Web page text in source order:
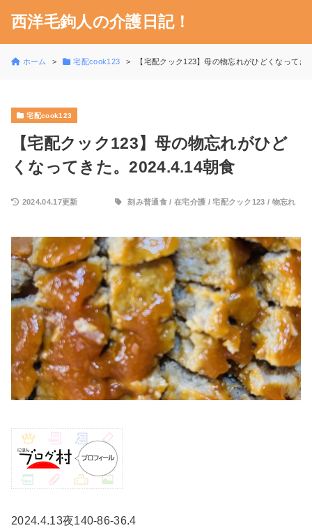
西洋毛鉤人の介護日記！
ホーム 宅配cook123 【宅配クック123】母の物忘れがひどくなってき
宅配cook123
【宅配クック123】母の物忘れがひど
くなってきた。2024.4.14朝食
2024.04.17更新 刻み普通食/ 在宅介護 /宅配クック123 / 物忘れ
2024.4.13夜140-86-36.4